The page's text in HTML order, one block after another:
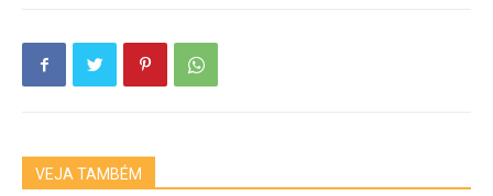
VEJA TAMBÉM